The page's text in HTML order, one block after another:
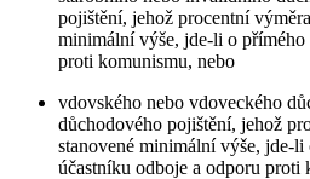
pojištění, jehož procentní
minimální výše, jde-li o přímého
proti komunismu, nebo
vdovského nebo vdoveckého
důchodového pojištění, jehož
stanovené minimální výše, jde-li
účastníku odboje a odporu proti